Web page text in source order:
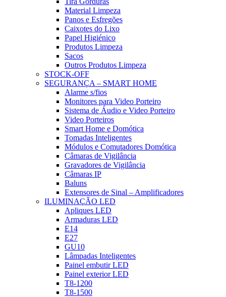
Material Limpeza
Panos e Esfregões
Caixotes do Lixo
Papel Higiénico
Produtos Limpeza
Sacos
Outros Produtos Limpeza
STOCK-OFF
SEGURANÇA – SMART HOME
Alarme s/fios
Monitores para Video Porteiro
Sistema de Áudio e Video Porteiro
Video Porteiros
Smart Home e Domótica
Tomadas Inteligentes
Módulos e Comutadores Domótica
Câmaras de Vigilância
Gravadores de Vigilância
Câmaras IP
Baluns
Extensores de Sinal – Amplificadores
ILUMINAÇÃO LED
Apliques LED
Armaduras LED
E14
E27
GU10
Lâmpadas Inteligentes
Painel embutir LED
Painel exterior LED
T8-1200
T8-1500